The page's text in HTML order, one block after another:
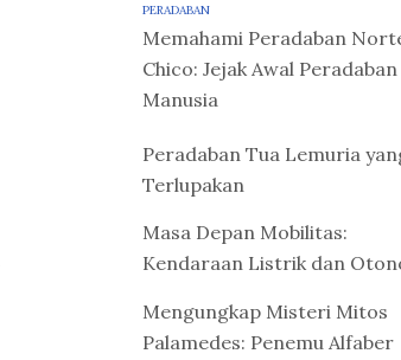
PERADABAN
Memahami Peradaban
Chico: Jejak Awal Peradaban
Manusia
Peradaban Tua Lemuria
Terlupakan
Masa Depan Mobilitas:
Kendaraan Listrik dan
Mengungkap Misteri Mitos
Palamedes: Penemu Alfaber